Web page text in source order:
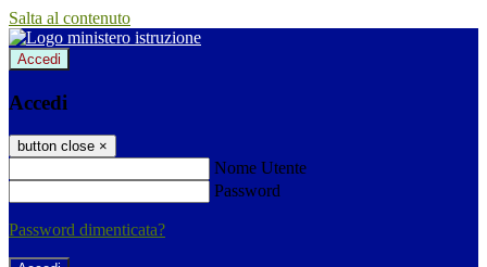
Salta al contenuto
Accedi
Accedi
button close ×
Nome Utente
Password
Password dimenticata?